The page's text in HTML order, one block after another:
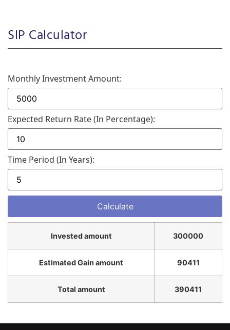
SIP Calculator
Monthly Investment Amount:
Expected Return Rate (in Percentage):
Time Period (in Years):
Invested amount 300000
Estimated Gain amount 90411
Total amount 390411